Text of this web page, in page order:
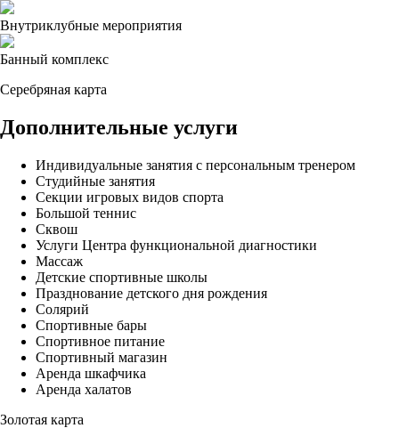
Внутриклубные мероприятия
Банный комплекс
Серебряная карта
Дополнительные услуги
Индивидуальные занятия с персональным тренером
Студийные занятия
Секции игровых видов спорта
Большой теннис
Сквош
Услуги Центра функциональной диагностики
Массаж
Детские спортивные школы
Празднование детского дня рождения
Солярий
Спортивные бары
Спортивное питание
Спортивный магазин
Аренда шкафчика
Аренда халатов
Золотая карта